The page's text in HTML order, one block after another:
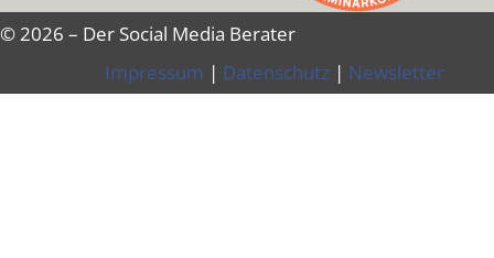
© 2026 – Der Social Media Berater
Impressum | Datenschutz | Newsletter